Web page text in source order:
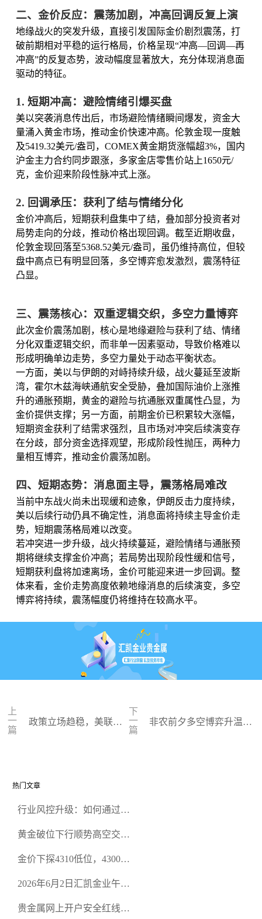
二、金价反应：震荡加剧，冲高回调反复上演
地缘战火的突发升级，直接引发国际金价剧烈震荡，打
破前期相对平稳的运行格局，价格呈现“冲高—回调—再
冲高”的反复态势，波动幅度显著放大，充分体现消息面
驱动的特征。
1. 短期冲高：避险情绪引爆买盘
美以突袭消息传出后，市场避险情绪瞬间爆发，资金大
量涌入黄金市场，推动金价快速冲高。伦敦金现一度触
及5419.32美元/盎司，COMEX黄金期货涨幅超3%，国内
沪金主力合约同步跟涨，多家金店零售价站上1650元/
克，金价迎来阶段性脉冲式上涨。
2. 回调承压：获利了结与情绪分化
金价冲高后，短期获利盘集中了结，叠加部分投资者对
局势走向的分歧，推动价格出现回调。截至近期收盘，
伦敦金现回落至5368.52美元/盎司，虽仍维持高位，但较
盘中高点已有明显回落，多空博弈愈发激烈，震荡特征
凸显。
三、震荡核心：双重逻辑交织，多空力量博弈
此次金价震荡加剧，核心是地缘避险与获利了结、情绪
分化双重逻辑交织，而非单一因素驱动，导致价格难以
形成明确单边走势，多空力量处于动态平衡状态。
一方面，美以与伊朗的对峙持续升级，战火蔓延至波斯
湾，霍尔木兹海峡通航安全受胁，叠加国际油价上涨推
升的通胀预期，黄金的避险与抗通胀双重属性凸显，为
金价提供支撑；另一方面，前期金价已积累较大涨幅，
短期资金获利了结需求强烈，且市场对冲突后续演变存
在分歧，部分资金选择观望，形成阶段性抛压，两种力
量相互博弈，推动金价震荡加剧。
四、短期态势：消息面主导，震荡格局难改
当前中东战火尚未出现缓和迹象，伊朗反击力度持续，
美以后续行动仍具不确定性，消息面将持续主导金价走
势，短期震荡格局难以改变。
若冲突进一步升级，战火持续蔓延，避险情绪与通胀预
期将继续支撑金价冲高；若局势出现阶段性缓和信号，
短期获利盘将加速离场，金价可能迎来进一步回调。整
体来看，金价走势高度依赖地缘消息的后续演变，多空
博弈将持续，震荡幅度仍将维持在较高水平。
上
一
篇
政策立场趋稳，美联储
下
一
篇
非农前夕多空博弈升温，
热门文章
行业风控升级：如何通过正
规黄金开户交易平台？
黄金破位下行顺势高空交易
金价下探4310低位，4300关
2026年6月2日汇凯金业午盘
空头清算算法如何布防？
贵金属网上开户安全红线：